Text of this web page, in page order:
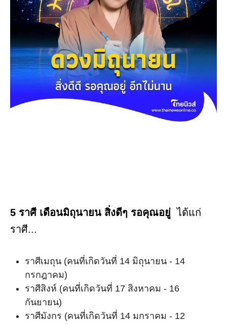
5 ราศี เดือนมิถุนายน สิ่งดีๆ รอคุณอยู่ ได้แก่
ราศี...
ราศีเมถุน (คนที่เกิดวันที่ 14 มิถุนายน - 14
กรกฎาคม)
ราศีสิงห์ (คนที่เกิดวันที่ 17 สิงหาคม - 16
กันยายน)
ราศีมังกร (คนที่เกิดวันที่ 14 มกราคม - 12